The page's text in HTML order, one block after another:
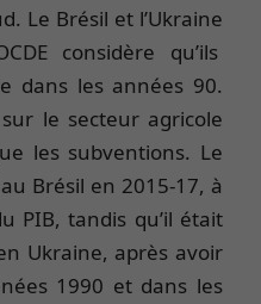
Le Brésil et l’Ukraine
considère qu’ils
dans les années 90.
le secteur agricole
les subventions. Le
Brésil en 2015-17, à
PIB, tandis qu’il était
Ukraine, après avoir
1990 et dans les